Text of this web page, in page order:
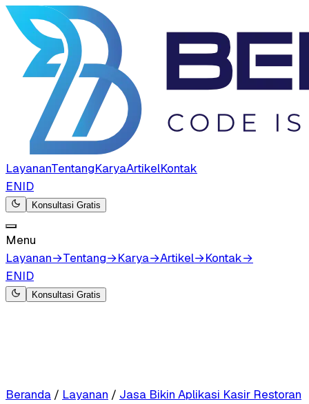
LayananTentangKaryaArtikelKontak
ENID
Konsultasi Gratis
Menu
Layanan→Tentang→Karya→Artikel→Kontak→
ENID
Konsultasi Gratis
Beranda / Layanan / Jasa Bikin Aplikasi Kasir Restoran